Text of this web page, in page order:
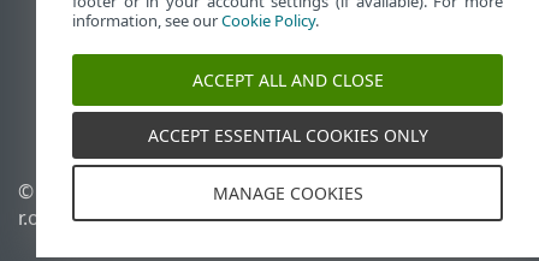
End of Life
Base de connaissances ESET
Forum ESET
ESET Status Portal
Assistance régionale
© 1992 - 2026 ESET, spol. s
r.o. - Tous droits réservés.
Gérer les témoins
Politique relative aux
information, see ourCookie Policy.
ACCEPT ALL AND CLOSE
ACCEPT ESSENTIAL COOKIES ONLY
MANAGE COOKIES